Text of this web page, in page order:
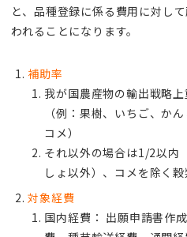
と、品種登録に係る費用に対し
われることになります。
補助率
我が国農産物の輸出戦略
（例：果樹、いちご、か
コメ）
それ以外の場合は1/2以内
しょ以外）、コメを除く穀
対象経費
国内経費： 出願申請書作